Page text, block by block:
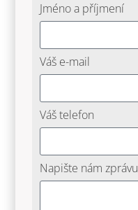
Jméno a příjmení
Váš e-mail
Váš telefon
Napište nám zprávu